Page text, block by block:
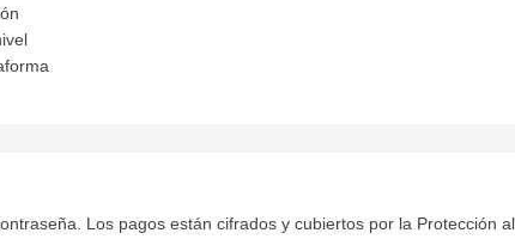
Los pagos están cifrados y cubiertos por la Protección